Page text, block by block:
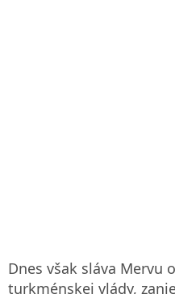
Dnes však sláva Mervu
turkménskej vlády,